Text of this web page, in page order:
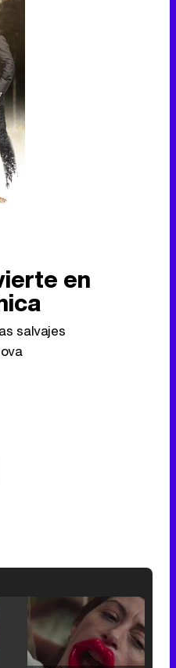
en
salvajes
/